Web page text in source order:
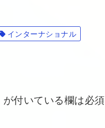
インターナショナル
が付いている欄は必須